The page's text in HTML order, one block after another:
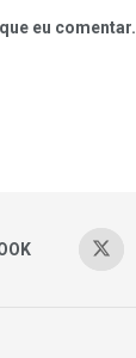
eu comentar.